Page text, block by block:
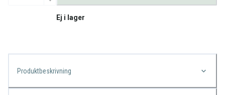
Ej i lager
Produktbeskrivning